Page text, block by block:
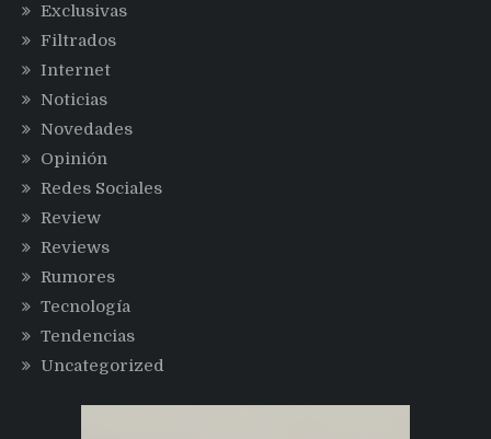
Exclusivas
Filtrados
Internet
Noticias
Novedades
Opinión
Redes Sociales
Review
Reviews
Rumores
Tecnología
Tendencias
Uncategorized